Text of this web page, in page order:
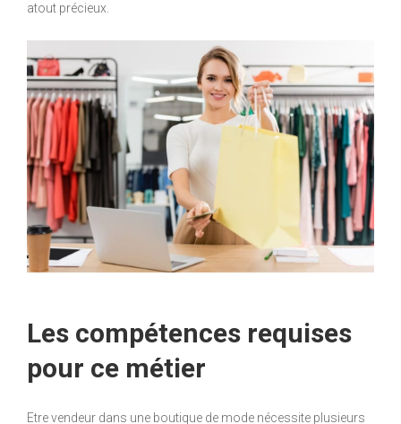
atout précieux.
Les compétences requises
pour ce métier
Etre vendeur dans une boutique de mode nécessite plusieurs